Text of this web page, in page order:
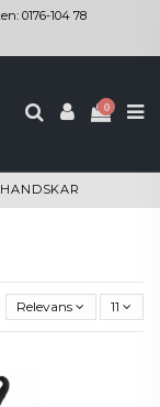
0176-104 78
0
HANDSKAR
Relevans 11